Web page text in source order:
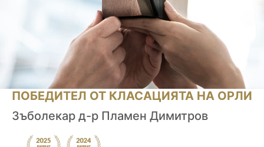
ПОБЕДИТЕЛ ОТ КЛАСАЦИЯТА НА ОРЛИ
Зъболекар д-р Пламен Димитров